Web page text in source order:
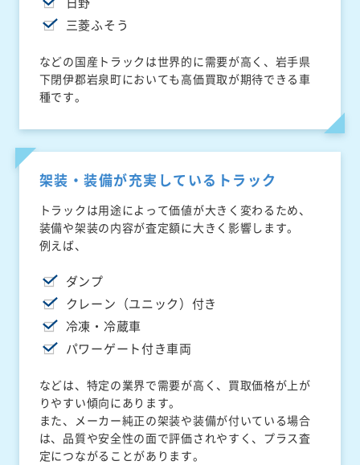
三菱ふそう
などの国産トラックは世界的に需要が高く、岩手県
下閉伊郡岩泉町においても高価買取が期待できる車
種です。
架装・装備が充実しているトラック
トラックは用途によって価値が大きく変わるため、
装備や架装の内容が査定額に大きく影響します。
例えば、
ダンプ
クレーン（ユニック）付き
冷凍・冷蔵車
パワーゲート付き車両
などは、特定の業界で需要が高く、買取価格が上が
りやすい傾向にあります。
また、メーカー純正の架装や装備が付いている場合
は、品質や安全性の面で評価されやすく、プラス査
定につながることがあります。